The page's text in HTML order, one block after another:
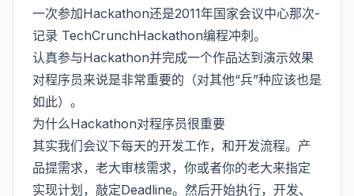
一次参加Hackathon还是2011年国家会议中心那次-
记录 TechCrunchHackathon编程冲刺 。
认真参与Hackathon并完成一个作品达到演示效果
对程序员来说是非常重要的（对其他“兵”种应该也是
如此）。
为什么Hackathon对程序员很重要
其实我们会议下每天的开发工作，和开发流程。产
品提需求，老大审核需求，你或者你的老大来指定
实现计划，敲定Deadline。然后开始执行，开发、